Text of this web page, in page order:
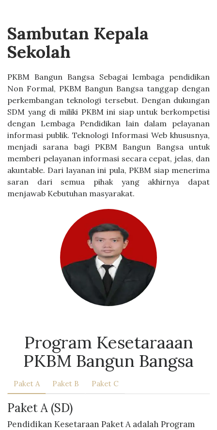
Sambutan Kepala
Sekolah
PKBM Bangun Bangsa Sebagai lembaga pendidikan
Non Formal, PKBM Bangun Bangsa tanggap dengan
perkembangan teknologi tersebut. Dengan dukungan
SDM yang di miliki PKBM ini siap untuk berkompetisi
dengan Lembaga Pendidikan lain dalam pelayanan
informasi publik. Teknologi Informasi Web khususnya,
menjadi sarana bagi PKBM Bangun Bangsa untuk
memberi pelayanan informasi secara cepat, jelas, dan
akuntable. Dari layanan ini pula, PKBM siap menerima
saran dari semua pihak yang akhirnya dapat
menjawab Kebutuhan masyarakat.
Program Kesetaraaan
PKBM Bangun Bangsa
Paket A Paket B Paket C
Paket A (SD)
Pendidikan Kesetaraan Paket A adalah Program